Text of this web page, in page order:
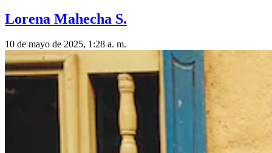
Lorena Mahecha S.
10 de mayo de 2025, 1:28 a. m.